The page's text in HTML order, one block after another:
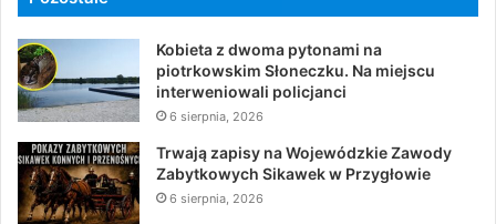
Kobieta z dwoma pytonami na
piotrkowskim Słoneczku. Na miejscu
interweniowali policjanci
6 sierpnia, 2026
Trwają zapisy na Wojewódzkie Zawody
Zabytkowych Sikawek w Przygłowie
6 sierpnia, 2026